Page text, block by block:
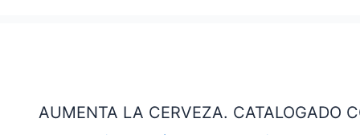
AUMENTA LA CERVEZA. CATALOGADO
CERVEZA.